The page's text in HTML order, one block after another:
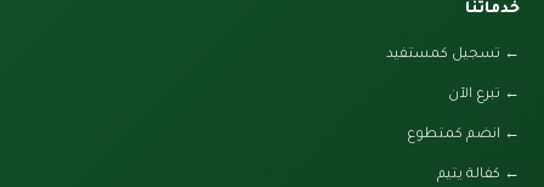
خدماتنا
← تسجيل كمستفيد
← تبرع الآن
← انضم كمتطوع
← كفالة يتيم